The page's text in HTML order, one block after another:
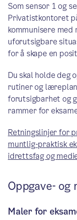
Som sensor 1 og
Privatistkontoret
kommunisere med
uforutsigbare
for å skape en
Du skal holde deg
rutiner og
forutsigbarhet og
rammer for
Retningslinjer for
muntlig-praktisk
idrettsfag og
Oppgave-
Maler for